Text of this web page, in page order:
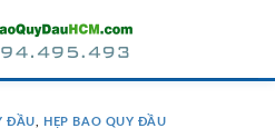
ĐẦU HẸP BAO QUY ĐẦU